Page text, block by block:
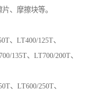
、摩擦块等。
、LT400/125T、
135T、LT700/200T、
、LT600/250T、